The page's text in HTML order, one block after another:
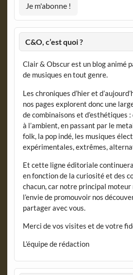
C&O, c’est quoi ?
Clair & Obscur est un blog animé
de musiques en tout genre.
Les chroniques d’hier et
nos pages explorent donc une
de combinaisons et d’esthétiques
à l’ambient, en passant par le
folk, la pop indé, les musiques
expérimentales, extrêmes,
Et cette ligne éditoriale
en fonction de la curiosité et des
chacun, car notre principal
l’envie de promouvoir nos
partager avec vous.
Merci de vos visites et de votre
L’équipe de rédaction